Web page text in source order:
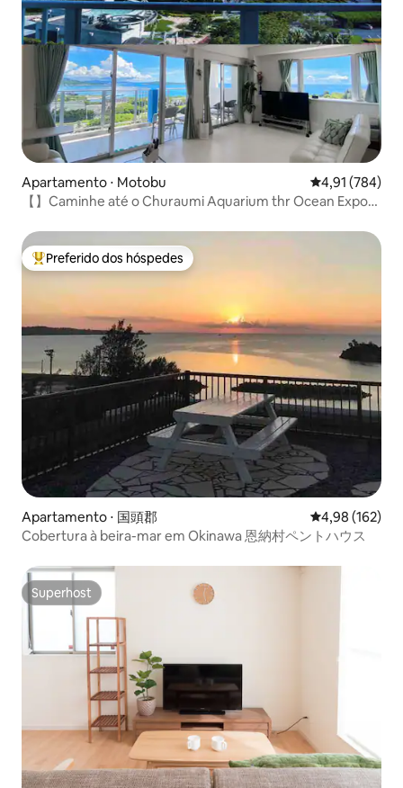
Apartamento ⋅ Motobu 4,91 de uma
4,91 (784)
【】Caminhe até o Churaumi Aquarium thr Ocean Expo
Entre os melhores preferidos dos hóspedes
Preferido dos hóspedes
Apartamento ⋅ 国頭郡 4,98 de uma
4,98 (162)
Cobertura à beira-mar em Okinawa 恩納村ペントハウス
Superhost
Superhost